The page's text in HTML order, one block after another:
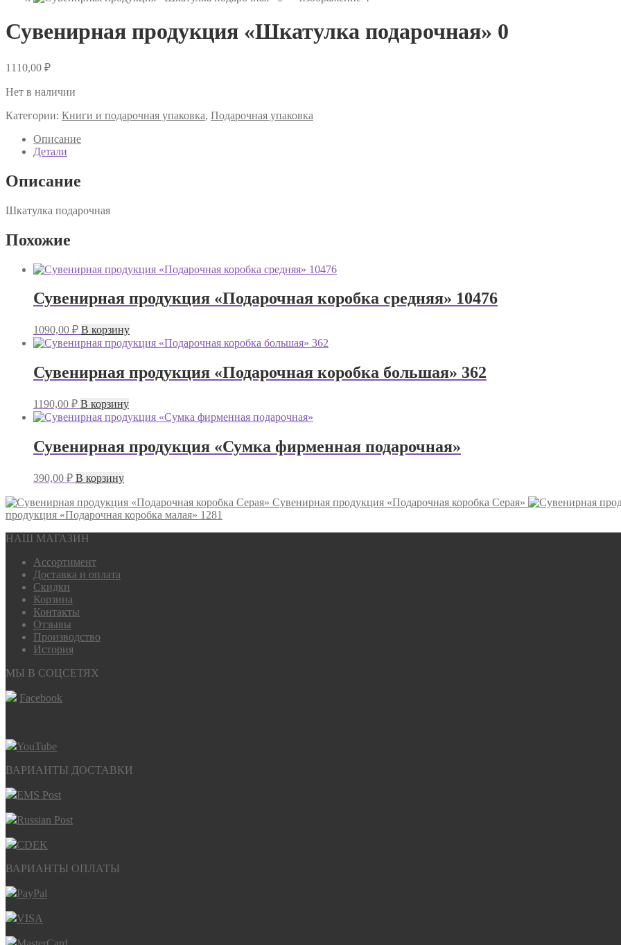
Сувенирная продукция «Шкатулка подарочная» 0
1110,00 ₽
Нет в наличии
Категории: Книги и подарочная упаковка, Подарочная упаковка
Описание
Детали
Описание
Шкатулка подарочная
Похожие
Сувенирная продукция «Подарочная коробка средняя» 10476
1090,00 ₽ В корзину
Сувенирная продукция «Подарочная коробка большая» 362
1190,00 ₽ В корзину
Сувенирная продукция «Сумка фирменная подарочная»
390,00 ₽ В корзину
Сувенирная продукция «Подарочная коробка Серая»
продукция «Подарочная коробка малая» 1281
НАШ МАГАЗИН
Ассортимент
Доставка и оплата
Скидки
Корзина
Контакты
Отзывы
Производство
История
МЫ В СОЦСЕТЯХ
Facebook
YouTube
ВАРИАНТЫ ДОСТАВКИ
EMS Post
Russian Post
CDEK
ВАРИАНТЫ ОПЛАТЫ
PayPal
VISA